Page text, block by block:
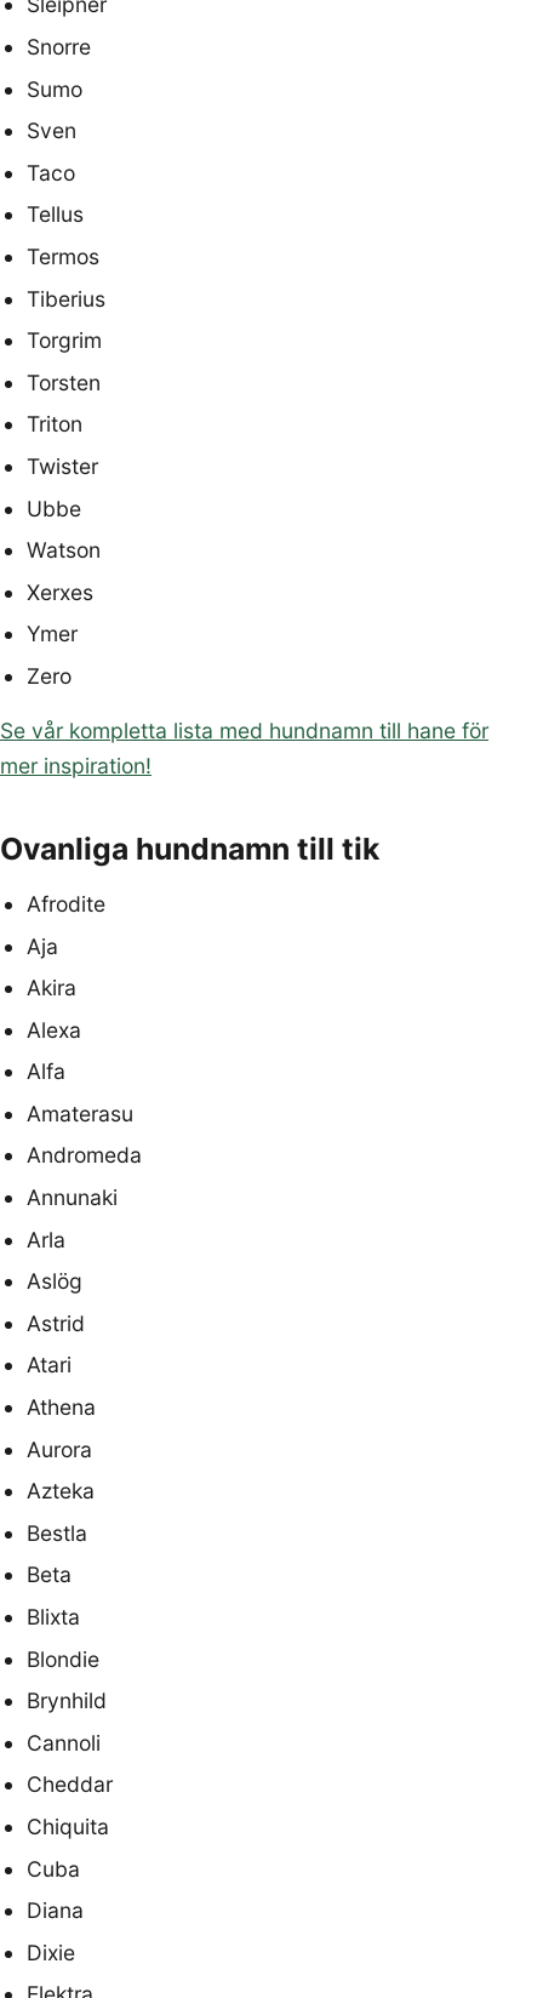
Snorre
Sumo
Sven
Taco
Tellus
Termos
Tiberius
Torgrim
Torsten
Triton
Twister
Ubbe
Watson
Xerxes
Ymer
Zero
Se vår kompletta lista med hundnamn till hane för
mer inspiration!
Ovanliga hundnamn till tik
Afrodite
Aja
Akira
Alexa
Alfa
Amaterasu
Andromeda
Annunaki
Arla
Aslög
Astrid
Atari
Athena
Aurora
Azteka
Bestla
Beta
Blixta
Blondie
Brynhild
Cannoli
Cheddar
Chiquita
Cuba
Diana
Dixie